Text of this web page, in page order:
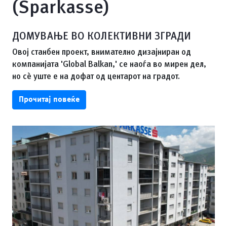
(Sparkasse)
ДОМУВАЊЕ ВО КОЛЕКТИВНИ ЗГРАДИ
Овој станбен проект, внимателно дизајниран од
компанијата 'Global Balkan,' се наоѓа во мирен дел,
но сè уште е на дофат од центарот на градот.
Прочитај повеќе